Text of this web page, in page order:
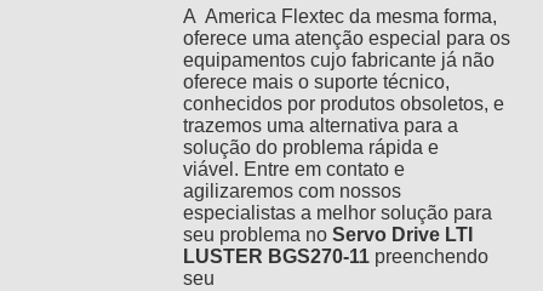
A America Flextec da mesma forma,
oferece uma atenção especial para os
equipamentos cujo fabricante já não
oferece mais o suporte técnico,
conhecidos por produtos obsoletos, e
trazemos uma alternativa para a
solução do problema rápida e
viável. Entre em contato e
agilizaremos com nossos
especialistas a melhor solução para
seu problema no Servo Drive LTI
LUSTER BGS270-11 preenchendo
seu